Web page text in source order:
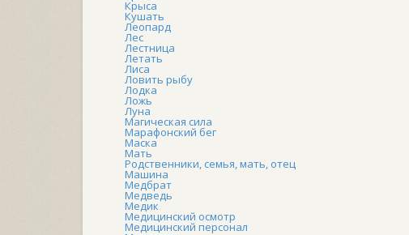
Крыса
Кушать
Леопард
Лес
Лестница
Летать
Лиса
Ловить рыбу
Лодка
Ложь
Луна
Магическая сила
Марафонский бег
Маска
Мать
Родственники, семья, мать, отец
Машина
Медбрат
Медведь
Медик
Медицинский осмотр
Медицинский персонал